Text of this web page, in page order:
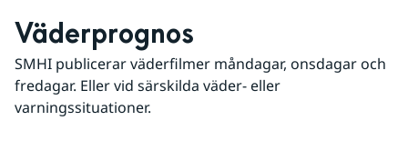
Väderprognos
SMHI publicerar väderfilmer måndagar, onsdagar och
fredagar. Eller vid särskilda väder- eller
varningssituationer.